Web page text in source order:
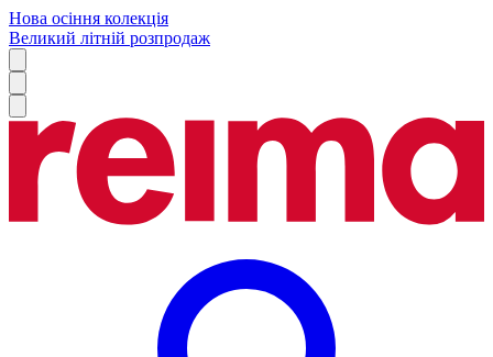
Нова осіння колекція
Великий літній розпродаж